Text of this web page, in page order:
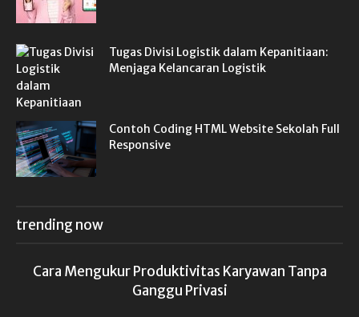
Tugas Divisi Logistik dalam Kepanitiaan:
Menjaga Kelancaran Logistik
Contoh Coding HTML Website Sekolah Full
Responsive
trending now
Cara Mengukur Produktivitas Karyawan Tanpa
Ganggu Privasi